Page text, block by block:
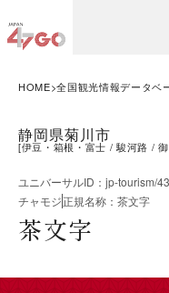
HOME 全国観光情報データベ
静岡県菊川市
[伊豆・箱根・富士 駿河路
ユニバーサルID ： jp-tourism/
チャモジ正規名称 ： 茶文字
茶文字